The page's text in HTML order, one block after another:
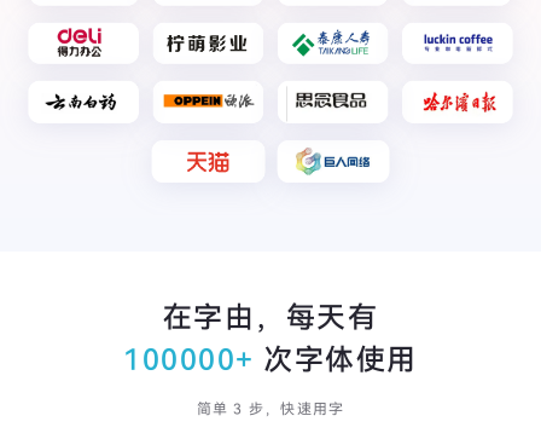
在字由，每天有
100000+ 次字体使用
简单 3 步，快速用字